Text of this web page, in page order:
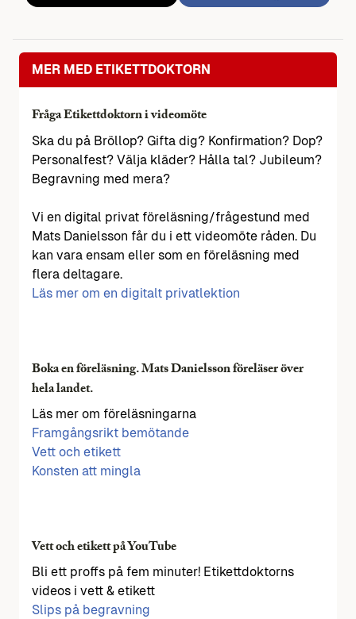
MER MED ETIKETTDOKTORN
Fråga Etikettdoktorn i videomöte
Ska du på Bröllop? Gifta dig? Konfirmation? Dop?
Personalfest? Välja kläder? Hålla tal? Jubileum?
Begravning med mera?
Vi en digital privat föreläsning/frågestund med
Mats Danielsson får du i ett videomöte råden. Du
kan vara ensam eller som en föreläsning med
flera deltagare.
Läs mer om en digitalt privatlektion
Boka en föreläsning. Mats Danielsson föreläser över
hela landet.
Läs mer om föreläsningarna
Framgångsrikt bemötande
Vett och etikett
Konsten att mingla
Vett och etikett på YouTube
Bli ett proffs på fem minuter! Etikettdoktorns
videos i vett & etikett
Slips på begravning